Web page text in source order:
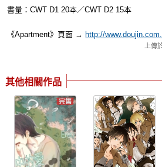
書量：CWT D1 20本／CWT D2 15本
《Apartment》頁面 → http://
上傳
其他相關作品